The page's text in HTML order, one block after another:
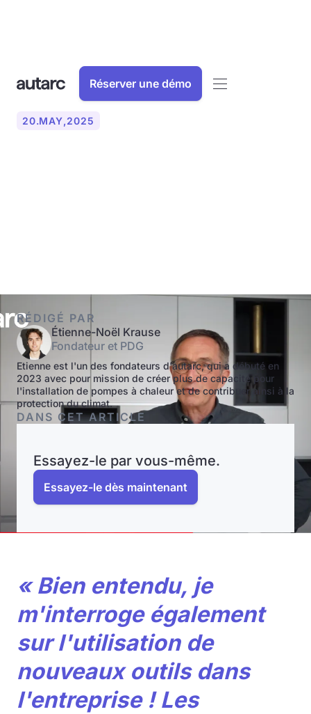
Réserver une démo
20.MAY,2025
RÉDIGÉ PAR
Étienne-Noël Krause
Fondateur et PDG
Etienne est l'un des fondateurs d'autarc, qui a débuté en
2023 avec pour mission de créer plus de capacité pour
l'installation de pompes à chaleur et de contribuer ainsi à la
protection du climat.
DANS CET ARTICLE
Essayez-le par vous-même.
Essayez-le dès maintenant
« Bien entendu, je
m'interroge également
sur l'utilisation de
nouveaux outils dans
l'entreprise ! Les